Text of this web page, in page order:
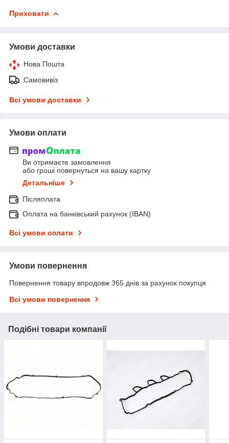
Приховати
Умови доставки
Нова Пошта
Самовивіз
Всі умови доставки
Умови оплати
Ви отримаєте замовлення
або гроші повернуться на вашу картку
Детальніше
Післяплата
Оплата на банківський рахунок (IBAN)
Всі умови оплати
Умови повернення
Повернення товару впродовж 365 днів за рахунок покупця
Всі умови повернення
Подібні товари компанії